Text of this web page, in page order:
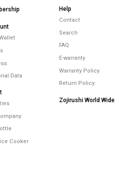
Data
Cooker
Help
Contact
Search
FAQ
E-warranty
Warranty Policy
Return Policy
Zojirushi World Wide